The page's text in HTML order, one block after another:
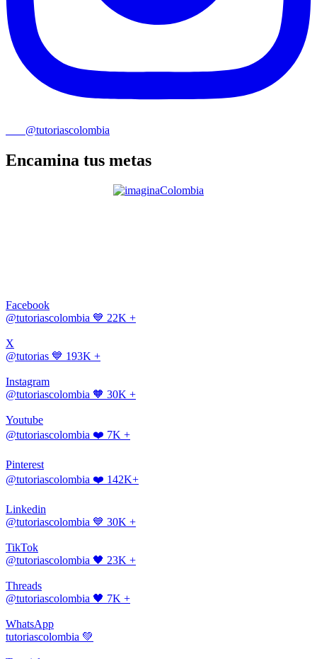
@tutoriascolombia
Encamina tus metas
Facebook
@tutoriascolombia 💙 22K +
X
@tutorias 💙 193K +
Instagram
@tutoriascolombia 🧡 30K +
Youtube
@tutoriascolombia ❤️ 7K +
Pinterest
@tutoriascolombia ❤️ 142K+
Linkedin
@tutoriascolombia 💙 30K +
TikTok
@tutoriascolombia 🖤 23K +
Threads
@tutoriascolombia 🖤 7K +
WhatsApp
tutoriascolombia 💚